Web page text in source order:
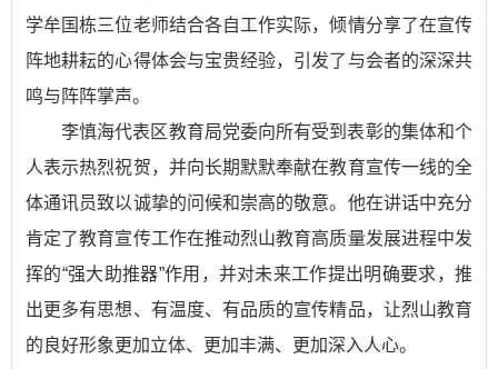
学牟国栋三位老师结合各自工作实际，倾情分享了在宣传
阵地耕耘的心得体会与宝贵经验，引发了与会者的深深共
鸣与阵阵掌声。
李慎海代表区教育局党委向所有受到表彰的集体和个
人表示热烈祝贺，并向长期默默奉献在教育宣传一线的全
体通讯员致以诚挚的问候和崇高的敬意。他在讲话中充分
肯定了教育宣传工作在推动烈山教育高质量发展进程中发
挥的“强大助推器”作用，并对未来工作提出明确要求，推
出更多有思想、有温度、有品质的宣传精品，让烈山教育
的良好形象更加立体、更加丰满、更加深入人心。